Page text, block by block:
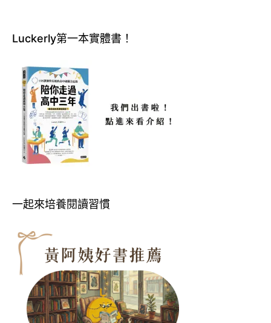
Luckerly第一本實體書！
一起來培養閱讀習慣